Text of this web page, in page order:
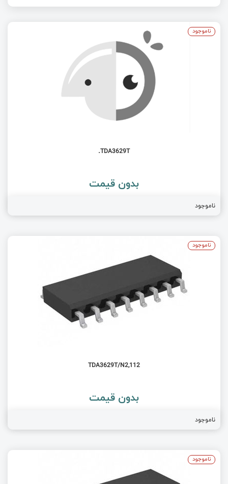
TDA3629T.
بدون قیمت
ناموجود
ناموجود
TDA3629T/N2,112
بدون قیمت
ناموجود
ناموجود
ناموجود